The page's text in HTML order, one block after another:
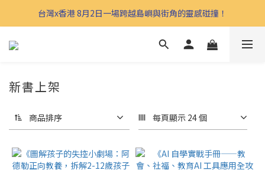
台灣x香港 8月2日一場跨越島嶼與街角的靈感碰撞！
新書上架
商品排序 每頁顯示 24 個